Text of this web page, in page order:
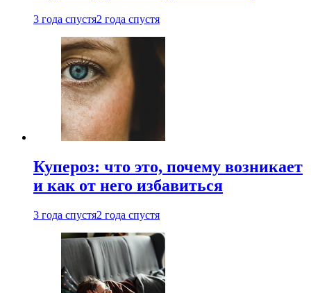
3 года спустя2 года спустя
Купероз: что это, почему возникает
и как от него избавиться
3 года спустя2 года спустя